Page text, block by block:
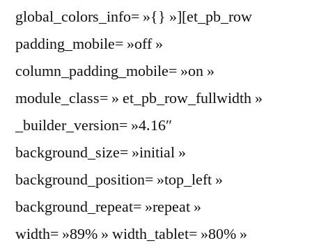
global_colors_info= »{} »][et_pb_row
padding_mobile= »off »
column_padding_mobile= »on »
module_class= » et_pb_row_fullwidth »
_builder_version= »4.16″
background_size= »initial »
background_position= »top_left »
background_repeat= »repeat »
width= »89% » width_tablet= »80% »